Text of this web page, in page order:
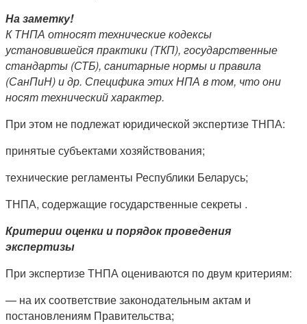
На заметку!
К ТНПА относят технические кодексы
установившейся практики (ТКП), государственные
стандарты (СТБ), санитарные нормы и правила
(СанПиН) и др. Специфика этих НПА в том, что они
носят технический характер.
При этом не подлежат юридической экспертизе ТНПА:
принятые субъектами хозяйствования;
технические регламенты Республики Беларусь;
ТНПА, содержащие государственные секреты .
Критерии оценки и порядок проведения
экспертизы
При экспертизе ТНПА оцениваются по двум критериям:
— на их соответствие законодательным актам и
постановлениям Правительства;